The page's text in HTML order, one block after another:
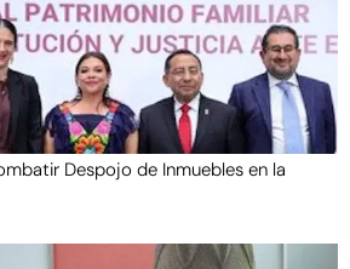
Despojo de Inmuebles en la